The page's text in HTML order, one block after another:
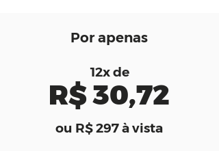
Por apenas
12x de
R$ 30,72
ou R$ 297 à vista